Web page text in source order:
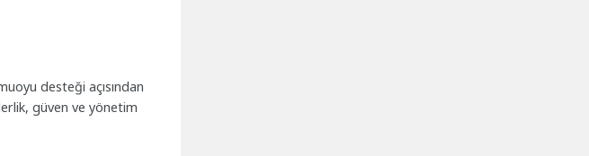
desteği açısından
güven ve yönetim